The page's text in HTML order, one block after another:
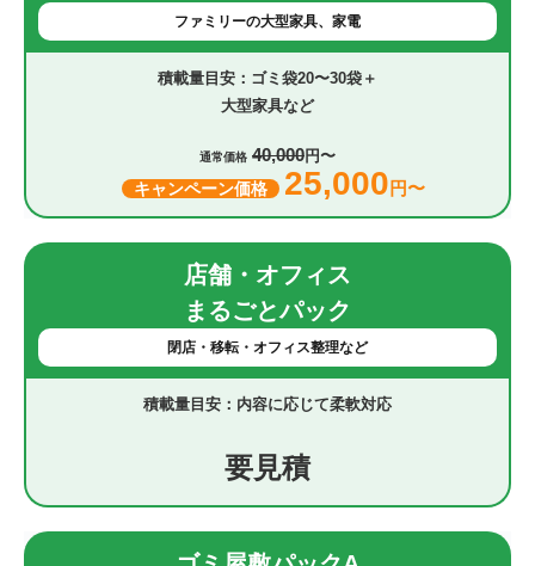
ファミリーの大型家具、家電
ゴミ袋20〜30袋＋
大型家具など
通常価格 40,000円〜
キャンペーン価格 25,000 円〜
店舗・オフィス
まるごとパック
閉店・移転・オフィス整理など
内容に応じて柔軟対応
要見積